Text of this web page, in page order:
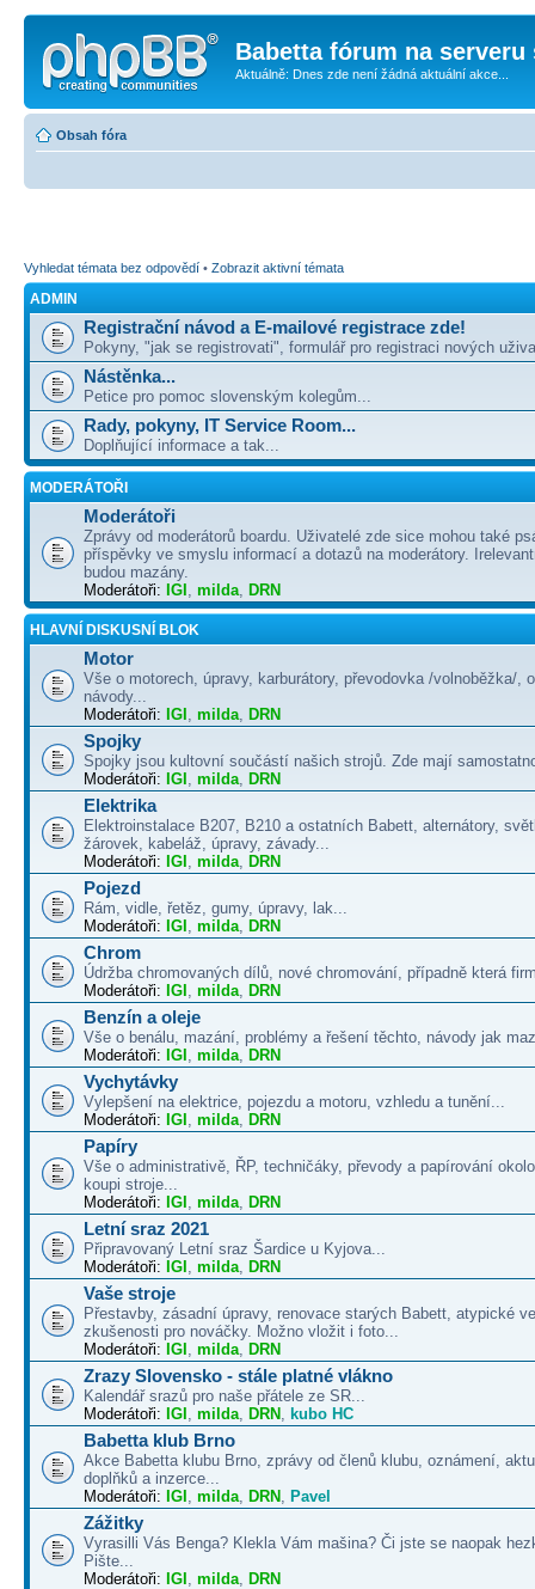
Babetta fórum na serveru
Aktuálně: Dnes zde není žádná aktuální akce...
Obsah fóra
Vyhledat témata bez odpovědí • Zobrazit aktivní témata
ADMIN
Registrační návod a E-mailové registrace zde!
Pokyny, "jak se registrovati", formulář pro registraci nových
Nástěnka...
Petice pro pomoc slovenským kolegům...
Rady, pokyny, IT Service Room...
Doplňující informace a tak...
MODERÁTOŘI
Moderátoři
Zprávy od moderátorů boardu. Uživatelé zde sice mohou také
příspěvky ve smyslu informací a dotazů na moderátory.
budou mazány.
Moderátoři: IGI , milda, DRN
HLAVNÍ DISKUSNÍ BLOK
Motor
Vše o motorech, úpravy, karburátory, převodovka /volnoběžka/,
návody...
Moderátoři: IGI , milda, DRN
Spojky
Spojky jsou kultovní součástí našich strojů. Zde mají
Moderátoři: IGI , milda, DRN
Elektrika
Elektroinstalace B207, B210 a ostatních Babett, alternátory,
žárovek, kabeláž, úpravy, závady...
Moderátoři: IGI , milda, DRN
Pojezd
Rám, vidle, řetěz, gumy, úpravy, lak...
Moderátoři: IGI , milda, DRN
Chrom
Údržba chromovaných dílů, nové chromování, případně která
Moderátoři: IGI , milda, DRN
Benzín a oleje
Vše o benálu, mazání, problémy a řešení těchto, návody jak
Moderátoři: IGI , milda, DRN
Vychytávky
Vylepšení na elektrice, pojezdu a motoru, vzhledu a tunění...
Moderátoři: IGI , milda, DRN
Papíry
Vše o administrativě, ŘP, techničáky, převody a papírování
koupi stroje...
Moderátoři: IGI , milda, DRN
Letní sraz 2021
Připravovaný Letní sraz Šardice u Kyjova...
Moderátoři: IGI , milda, DRN
Vaše stroje
Přestavby, zásadní úpravy, renovace starých Babett, atypické
zkušenosti pro nováčky. Možno vložit i foto...
Moderátoři: IGI , milda, DRN
Zrazy Slovensko - stále platné vlákno
Kalendář srazů pro naše přátele ze SR...
Moderátoři: IGI , milda, DRN , kubo HC
Babetta klub Brno
Akce Babetta klubu Brno, zprávy od členů klubu, oznámení,
doplňků a inzerce...
Moderátoři: IGI , milda, DRN , Pavel
Zážitky
Vyrasilli Vás Benga? Klekla Vám mašina? Či jste se naopak
Pište...
Moderátoři: IGI , milda, DRN